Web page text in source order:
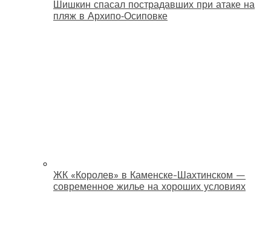
Шишкин спасал пострадавших при атаке на
пляж в Архипо‑Осиповке
ЖК «Королев» в Каменске-Шахтинском —
современное жилье на хороших условиях